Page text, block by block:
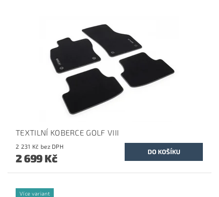
TEXTILNÍ KOBERCE GOLF VIII
2 231 Kč bez DPH
2 699 Kč
Více variant